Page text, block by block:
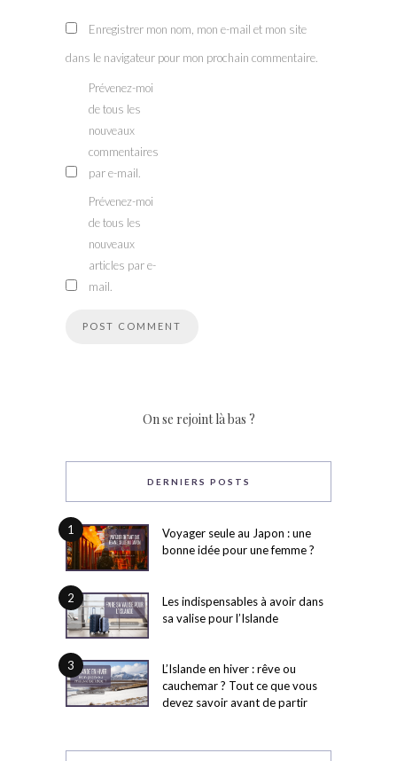
Enregistrer mon nom, mon e-mail et mon site
dans le navigateur pour mon prochain commentaire.
Prévenez-moi
de tous les
nouveaux
commentaires
par e-mail.
Prévenez-moi
de tous les
nouveaux
articles par e-
mail.
On se rejoint là bas ?
DERNIERS POSTS
1
Voyager seule au Japon : une
bonne idée pour une femme ?
2
Les indispensables à avoir dans
sa valise pour l’Islande
3
L’Islande en hiver : rêve ou
cauchemar ? Tout ce que vous
devez savoir avant de partir